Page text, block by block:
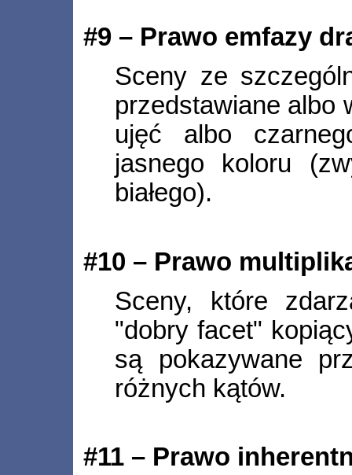
#9 – Prawo emfazy
Sceny ze
przedstawiane albo
ujęć albo
jasnego koloru
białego).
#10 – Prawo
Sceny, które
"dobry facet"
są pokazywane
różnych kątów.
#11 – Prawo